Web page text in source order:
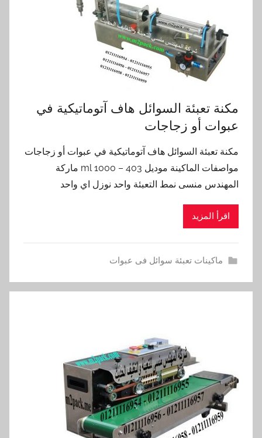
مكنة تعبئة السوائل هاف آتوماتيكية في
عبوات أو زجاجات
مكنة تعبئة السوائل هاف آتوماتيكية في عبوات أو زجاجات
مواصفات الماكينة موديل 403 – 1000 ml ماركة
المهندس منسى نمط التعبئة واحد نوزل اي واحد
اقرأ المزيد
ماكينات تعبئة سوائل فى عبوات